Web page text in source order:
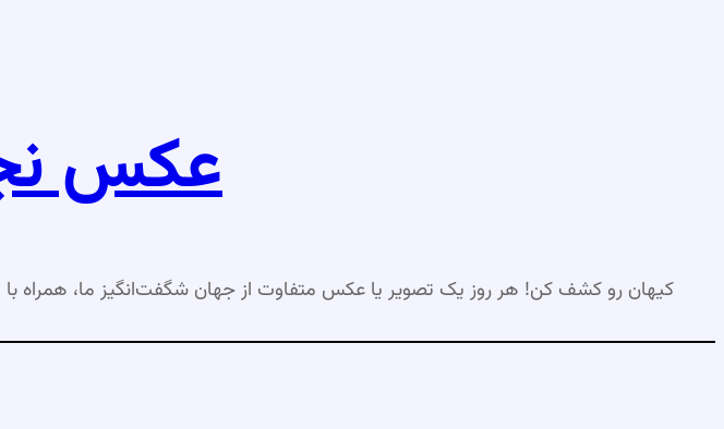
عکس
کیهان رو کشف کن! هر روز یک تصویر یا عکس متفاوت از جهان شگفت‌انگیز ما،